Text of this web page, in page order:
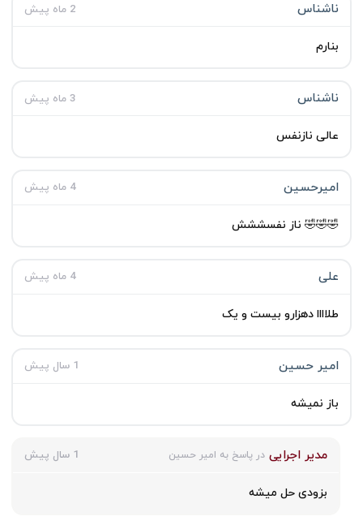
ناشناس 2 ماه پیش
بنارم
ناشناس 3 ماه پیش
عالی نازنفس
امیرحسین 4 ماه پیش
🤣🤣🤣 ناز نفسششش
علی 4 ماه پیش
طلاااا دهزارو بیست و یک
امیر حسین 1 سال پیش
باز نمیشه
مدیر اجرایی در پاسخ به امیر حسین 1 سال پیش
بزودی حل میشه